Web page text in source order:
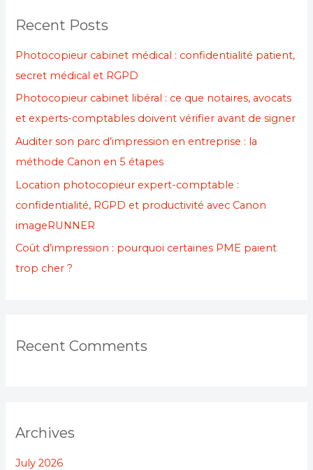
c
Recent Posts
Photocopieur cabinet médical : confidentialité patient,
secret médical et RGPD
Photocopieur cabinet libéral : ce que notaires, avocats
et experts-comptables doivent vérifier avant de signer
Auditer son parc d’impression en entreprise : la
méthode Canon en 5 étapes
Location photocopieur expert-comptable :
confidentialité, RGPD et productivité avec Canon
imageRUNNER
Coût d’impression : pourquoi certaines PME paient
trop cher ?
Recent Comments
Archives
July 2026